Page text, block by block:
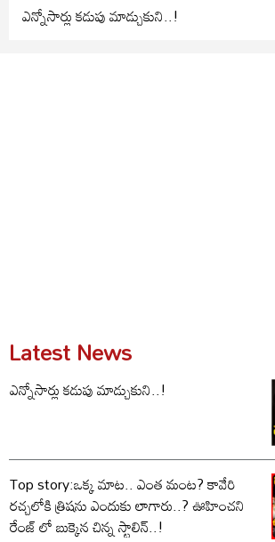
ఎన్నోసార్లు కడుపు మాడ్చుకుని..!
Latest News
ఎన్నోసార్లు కడుపు మాడ్చుకుని..!
Top story:ఒక్క మాట.. ఎంత మంట? కావేరి
రచ్చలోకి త్రిషను ఎందుకు లాగారు..? ఊహించని
రేంజ్ లో బుక్కైన చిన్న స్టాలిన్..!